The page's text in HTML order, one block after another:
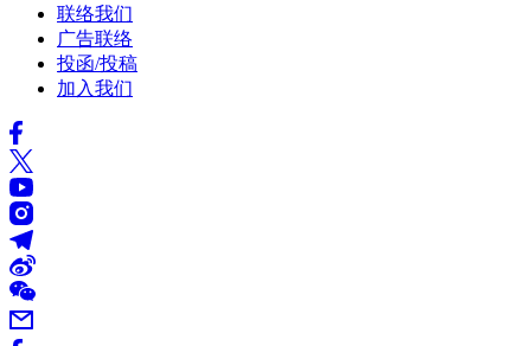
联络我们
广告联络
投函/投稿
加入我们